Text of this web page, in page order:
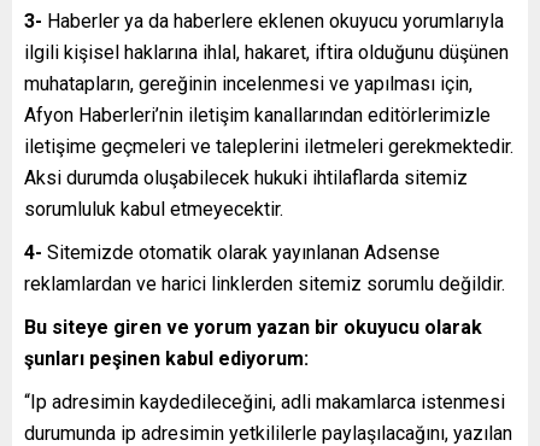
3- Haberler ya da haberlere eklenen okuyucu yorumlarıyla
ilgili kişisel haklarına ihlal, hakaret, iftira olduğunu düşünen
muhatapların, gereğinin incelenmesi ve yapılması için,
Afyon Haberleri’nin iletişim kanallarından editörlerimizle
iletişime geçmeleri ve taleplerini iletmeleri gerekmektedir.
Aksi durumda oluşabilecek hukuki ihtilaflarda sitemiz
sorumluluk kabul etmeyecektir.
4- Sitemizde otomatik olarak yayınlanan Adsense
reklamlardan ve harici linklerden sitemiz sorumlu değildir.
Bu siteye giren ve yorum yazan bir okuyucu olarak
şunları peşinen kabul ediyorum:
“Ip adresimin kaydedileceğini, adli makamlarca istenmesi
durumunda ip adresimin yetkililerle paylaşılacağını, yazılan